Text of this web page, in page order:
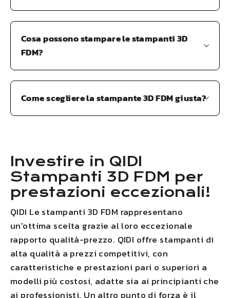
Cosa possono stampare le stampanti 3D
FDM?
Come scegliere la stampante 3D FDM giusta?
Investire in QIDI
Stampanti 3D FDM per
prestazioni eccezionali!
QIDI Le stampanti 3D FDM rappresentano
un'ottima scelta grazie al loro eccezionale
rapporto qualità-prezzo. QIDI offre stampanti di
alta qualità a prezzi competitivi, con
caratteristiche e prestazioni pari o superiori a
modelli più costosi, adatte sia ai principianti che
ai professionisti. Un altro punto di forza è il